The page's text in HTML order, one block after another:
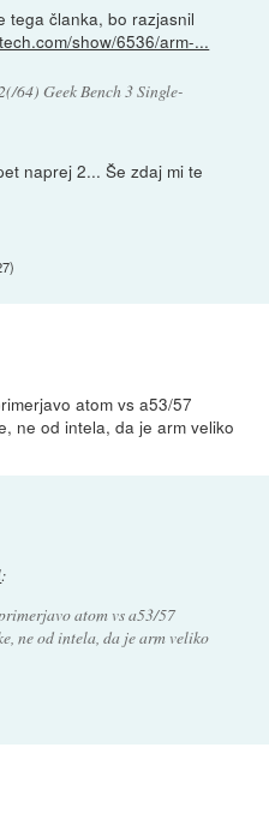
tega članka, bo razjasnil
show/6536/arm-...
64) Geek Bench 3 Single-
naprej 2... Še zdaj mi te
)
atom vs a53/57
ne od intela, da je arm veliko
:
atom vs a53/57
ne od intela, da je arm veliko